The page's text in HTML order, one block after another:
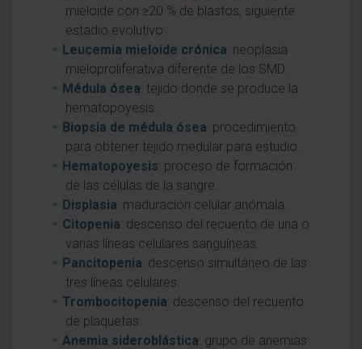
mieloide con ≥20 % de blastos, siguiente
estadio evolutivo.
Leucemia mieloide crónica: neoplasia
mieloproliferativa diferente de los SMD.
Médula ósea: tejido donde se produce la
hematopoyesis.
Biopsia de médula ósea: procedimiento
para obtener tejido medular para estudio.
Hematopoyesis: proceso de formación
de las células de la sangre.
Displasia: maduración celular anómala.
Citopenia: descenso del recuento de una o
varias líneas celulares sanguíneas.
Pancitopenia: descenso simultáneo de las
tres líneas celulares.
Trombocitopenia: descenso del recuento
de plaquetas.
Anemia sideroblástica: grupo de anemias